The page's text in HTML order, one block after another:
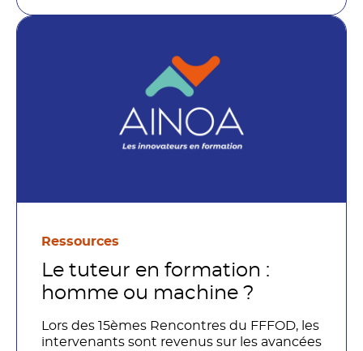
Ressources
Le tuteur en formation :
homme ou machine ?
Lors des 15èmes Rencontres du FFFOD, les
intervenants sont revenus sur les avancées